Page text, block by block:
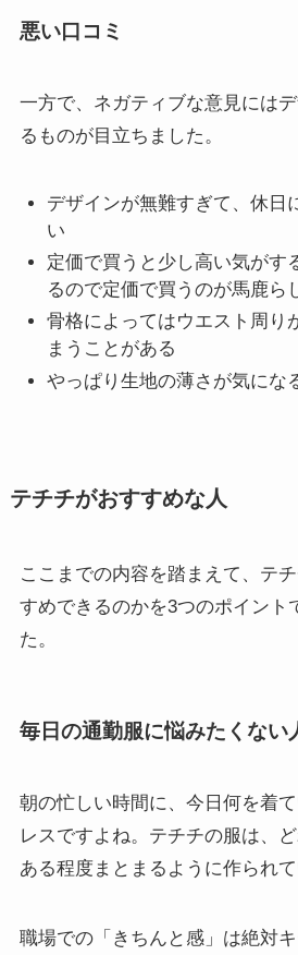
悪い口コミ
一方で、ネガティブな意見には
るものが目立ちました。
デザインが無難すぎて、休日
い
定価で買うと少し高い気がす
るので定価で買うのが馬鹿ら
骨格によってはウエスト周り
まうことがある
やっぱり生地の薄さが気にな
テチチがおすすめな人
ここまでの内容を踏まえて、テ
すめできるのかを3つのポイント
た。
毎日の通勤服に悩みたくない
朝の忙しい時間に、今日何を着
レスですよね。テチチの服は、
ある程度まとまるように作られて
職場での「きちんと感」は絶対